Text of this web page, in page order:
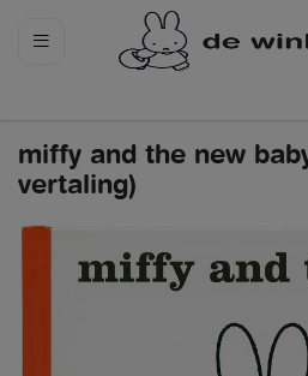
miffy and the new
vertaling)